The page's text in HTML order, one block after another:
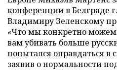
конференции в Белграде
Владимиру Зеленскому
«Что мы конкретно
вам убивать больше
попытался оправдаться в
заявив о нормальности